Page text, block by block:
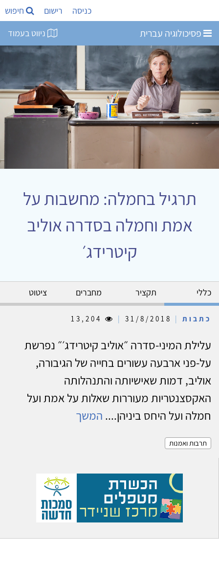
כניסה רישום חיפוש
פסיכולוגיה עברית ניווט בעמוד
תרגיל בחמלה: מחשבות על
אמת וחמלה בסדרה אוליב
קיטרידג׳
כללי תקציר מחברים ציטוט
כתבות |
|
עלילת המיני-סדרה ״אוליב קיטרידג׳״ נפרשת
על-פני ארבעה עשורים בחייה של הגיבורה,
אוליב, דמות שאישיותה והתנהלותה
האקסצנטריות מעוררות שאלות על אמת ועל
חמלה ועל היחס ביניהן.... המשך
תרבות ואמנות